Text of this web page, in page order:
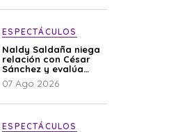
ESPECTÁCULOS
Naldy Saldaña niega
relación con César
Sánchez y evalúa
denunciar a su
esposa: “Es una
07 Ago 2026
ESPECTÁCULOS